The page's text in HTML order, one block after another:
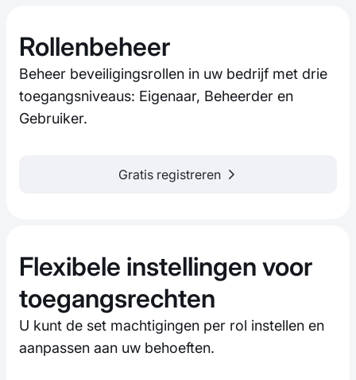
Rollenbeheer
Beheer beveiligingsrollen in uw bedrijf met drie
toegangsniveaus: Eigenaar, Beheerder en
Gebruiker.
Gratis registreren
Flexibele instellingen voor
toegangsrechten
U kunt de set machtigingen per rol instellen en
aanpassen aan uw behoeften.